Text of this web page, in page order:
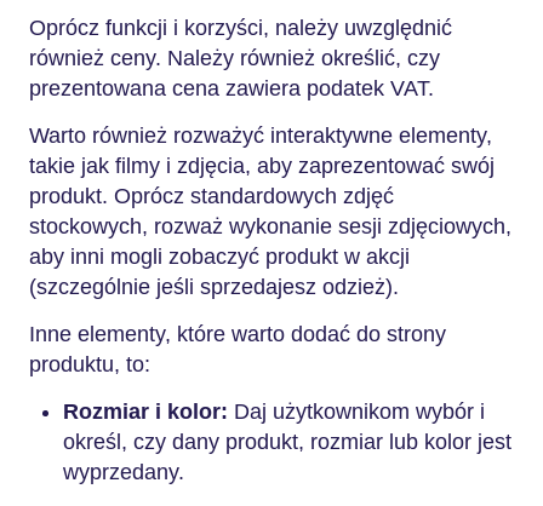
Oprócz funkcji i korzyści, należy uwzględnić
również ceny. Należy również określić, czy
prezentowana cena zawiera podatek VAT.
Warto również rozważyć interaktywne elementy,
takie jak filmy i zdjęcia, aby zaprezentować swój
produkt. Oprócz standardowych zdjęć
stockowych, rozważ wykonanie sesji zdjęciowych,
aby inni mogli zobaczyć produkt w akcji
(szczególnie jeśli sprzedajesz odzież).
Inne elementy, które warto dodać do strony
produktu, to:
Rozmiar i kolor: Daj użytkownikom wybór i
określ, czy dany produkt, rozmiar lub kolor jest
wyprzedany.